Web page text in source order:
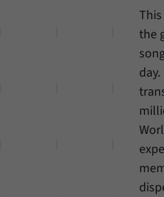
the
day.